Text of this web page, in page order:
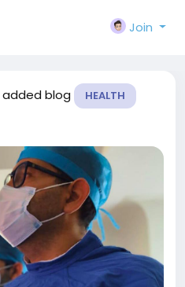
Join
added blog HEALTH